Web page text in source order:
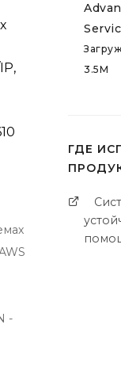
-
3.5M
ГДЕ